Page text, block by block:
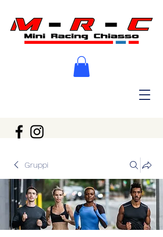
Gruppi